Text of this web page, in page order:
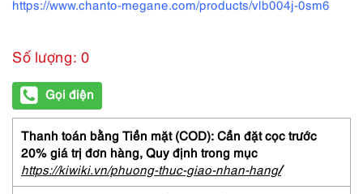
https://www.chanto-megane.com/products/vlb004j-0sm6
Số lượng: 0
Gọi điện
Thanh toán bằng Tiền mặt (COD): Cần đặt cọc trước
20% giá trị đơn hàng, Quy định trong mục
https://kiwiki.vn/phuong-thuc-giao-nhan-hang/